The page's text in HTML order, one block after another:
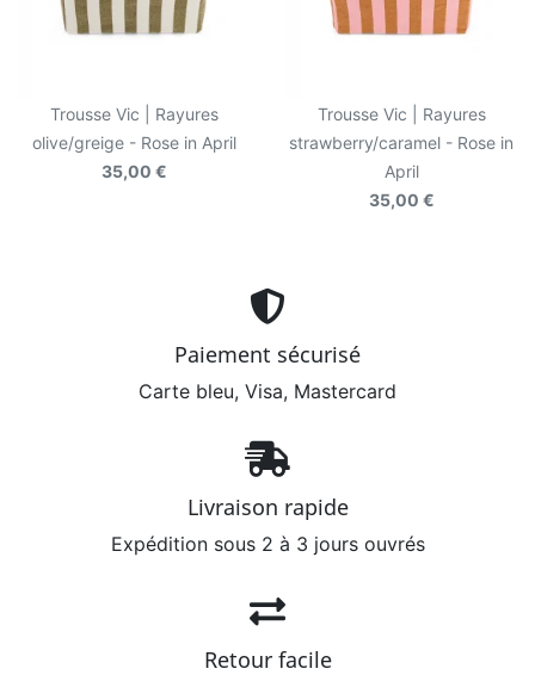
Trousse Vic | Rayures
olive/greige - Rose in April
35,00 €
Trousse Vic | Rayures
strawberry/caramel - Rose in
April
35,00 €
Paiement sécurisé
Carte bleu, Visa, Mastercard
Livraison rapide
Expédition sous 2 à 3 jours ouvrés
Retour facile